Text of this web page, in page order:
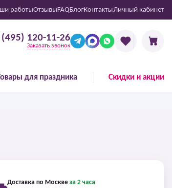
работыОтзывыFAQБлогКонтактыЛичный кабинет
(495) 120-11-26
Заказать звонок
для праздника Скидки и акции
Доставка по Москве за 2 часа